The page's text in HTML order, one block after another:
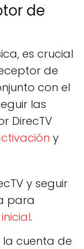
de
es crucial
de
con el
las
DirecTV
y
y seguir
para
.
cuenta de